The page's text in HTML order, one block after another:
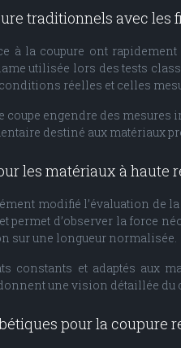
traditionnels avec les
à la coupure ont
utilisée lors des tests
réelles et celles
coupe engendre des
destiné aux matériaux
les matériaux à haute
modifié l’évaluation de
permet d’observer la force
sur une longueur normalisée.
constants et adaptés aux
une vision détaillée du
pour la coupure